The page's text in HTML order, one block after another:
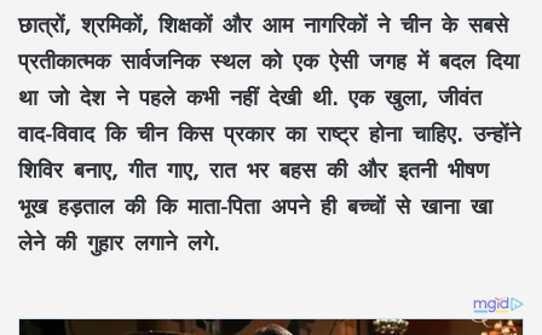
छात्रों, श्रमिकों, शिक्षकों और आम नागरिकों ने चीन के सबसे
प्रतीकात्मक सार्वजनिक स्थल को एक ऐसी जगह में बदल दिया
था जो देश ने पहले कभी नहीं देखी थी. एक खुला, जीवंत
वाद-विवाद कि चीन किस प्रकार का राष्ट्र होना चाहिए. उन्होंने
शिविर बनाए, गीत गाए, रात भर बहस की और इतनी भीषण
भूख हड़ताल की कि माता-पिता अपने ही बच्चों से खाना खा
लेने की गुहार लगाने लगे.